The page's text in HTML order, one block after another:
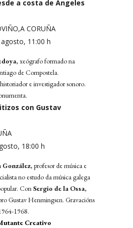
a costa de Ángeles
CORUÑA
11:00 h
, xeógrafo formado na
de Compostela.
e investigador sonoro.
con Gustav
18:00 h
, profesor de música e
no estudo da música galega
ConSergio de la Ossa,
Gustav Henmingsen. Gravacións
1968.
Creativo